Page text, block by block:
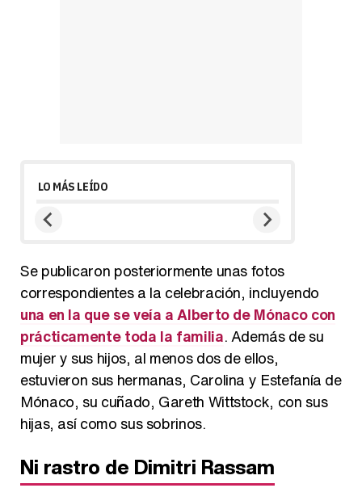
LO MÁS LEÍDO
Se publicaron posteriormente unas fotos
correspondientes a la celebración, incluyendo
una en la que se veía a Alberto de Mónaco con
prácticamente toda la familia. Además de su
mujer y sus hijos, al menos dos de ellos,
estuvieron sus hermanas, Carolina y Estefanía de
Mónaco, su cuñado, Gareth Wittstock, con sus
hijas, así como sus sobrinos.
Ni rastro de Dimitri Rassam